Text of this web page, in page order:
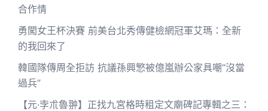
合作情
勇闖女王杯決賽 前美台北秀傳健檢網冠軍艾瑪：全新
的我回來了
韓國隊傳周全拒訪 抗議孫興慜被億嵐辦公家具嘲“沒當
過兵”
【元·孛朮魯翀】正找九宮格時租定文廟碑記專輯之三：